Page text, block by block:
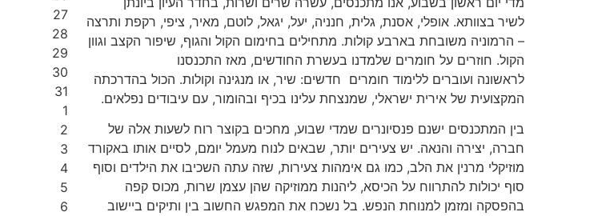
לשיר בצוותא. אופלי, אסנת, גלית, חנניה, יעל, יגאל, לוטם, מאיר, ציפי, רקפת ותרצה
– הרמוניה משובחת בארבע קולות. מתחילים בחימום הקול והגוף, שיפור הקצב וגוון
הקול. חוזרים על חומרים שלמדנו בעשרת החודשים, מאז התכנסנו
לראשונה ועוברים ללימוד חומרים חדשים: שיר, או מנגינה וקולות. הכול בהדרכתה
המקצועית של אירית ישראלי, שמנצחת עלינו בכיף ובהומור, עם עיבודים נפלאים.
בין המתכנסים ישנם פנסיונרים שמדי שבוע, מחכים בקוצר רוח לשעות אלה של
חברה, יצירה והנאה. יש צעירים יותר, שבאים לנוח מעמל יומם, לסיים אותו באקורד
מוזיקלי מרנין את הלב, כמו גם אימהות צעירות, שזה עתה השכיבו את הילדים וסוף
סוף יכולות להתרווח על הכיסא, ליהנות ממוזיקה שהן עצמן שרות, מכוס קפה
בהפסקה ומזמן למנוחת הנפש. בל נשכח את המפגש החשוב בין ותיקים ביישוב
27
28
29
30
31
1
2
3
4
5
6